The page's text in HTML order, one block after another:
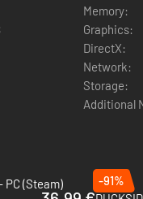
que dan peso a
por un sistema de
de marionetas se
Memory:
Graphics:
DirectX:
Network:
Storage:
Additional
PC (Steam)
-91%